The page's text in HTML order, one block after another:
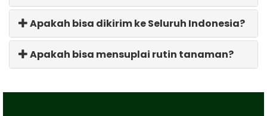
Apakah bisa dikirim ke Seluruh Indonesia?
Apakah bisa mensuplai rutin tanaman?